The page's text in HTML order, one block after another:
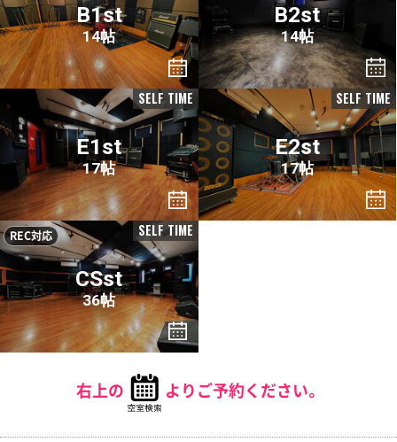
B1st
14帖
B2st
14帖
SELF TIME
E1st
17帖
SELF TIME
E2st
17帖
REC対応 SELF TIME
CSst
36帖
右上の よりご予約ください。